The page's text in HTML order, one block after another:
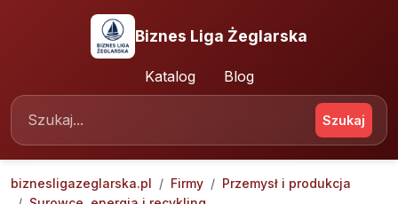
Biznes Liga Żeglarska
Katalog Blog
Szukaj
biznesligazeglarska.pl Firmy
Przemysł i produkcja